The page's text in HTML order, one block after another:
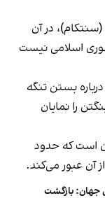
در آن
اسلامی نیست
بستن تنگه
را نمایان
است که حدود
آن عبور می‌کند.
جهان: بازگشت